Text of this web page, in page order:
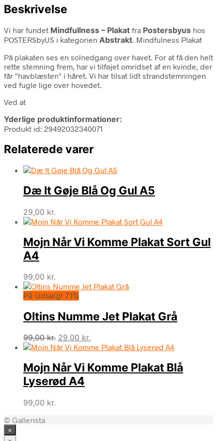
Beskrivelse
Vi har fundet Mindfullness – Plakat fra Postersbyus hos
POSTERSbyUS i kategorien Abstrakt. Mindfulness Plakat
På plakaten ses en solnedgang over havet. For at få den helt
rette stemning frem, har vi tilføjet omridset af en kvinde, der
får "havblæsten" i håret. Vi har tilsat lidt strandstemningen
ved fugle lige over hovedet.
Ved at
Yderlige produktinformationer:
Produkt id: 29492032340071
Relaterede varer
Dæ It Gøje Blå Og Gul A5
29,00 kr.
Mojn Når Vi Komme Plakat Sort Gul
A4
99,00 kr.
På Udsalg! 71%
Oltins Numme Jet Plakat Grå
99,00kr. Den
oprindelige
var:
99,00 kr..
29,00 kr.
aktuelle
er:
29,00 kr..
Mojn Når Vi Komme Plakat Blå
Lyserød A4
99,00 kr.
© Gallerista
×